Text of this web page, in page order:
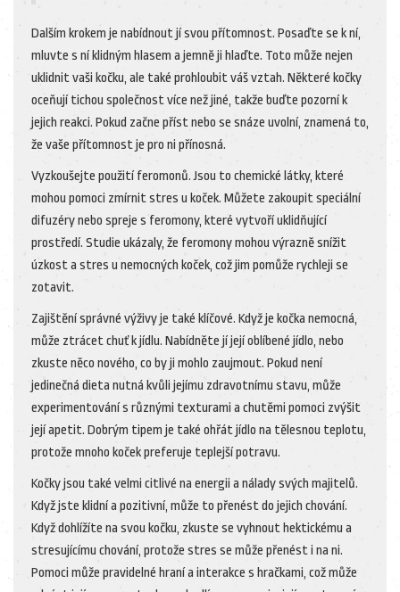
Dalším krokem je nabídnout jí svou přítomnost. Posaďte se k ní,
mluvte s ní klidným hlasem a jemně ji hlaďte. Toto může nejen
uklidnit vaši kočku, ale také prohloubit váš vztah. Některé kočky
oceňují tichou společnost více než jiné, takže buďte pozorní k
jejich reakci. Pokud začne příst nebo se snáze uvolní, znamená to,
že vaše přítomnost je pro ni přínosná.
Vyzkoušejte použití feromonů. Jsou to chemické látky, které
mohou pomoci zmírnit stres u koček. Můžete zakoupit speciální
difuzéry nebo spreje s feromony, které vytvoří uklidňující
prostředí. Studie ukázaly, že feromony mohou výrazně snížit
úzkost a stres u nemocných koček, což jim pomůže rychleji se
zotavit.
Zajištění správné výživy je také klíčové. Když je kočka nemocná,
může ztrácet chuť k jídlu. Nabídněte jí její oblíbené jídlo, nebo
zkuste něco nového, co by ji mohlo zaujmout. Pokud není
jedinečná dieta nutná kvůli jejímu zdravotnímu stavu, může
experimentování s různými texturami a chutěmi pomoci zvýšit
její apetit. Dobrým tipem je také ohřát jídlo na tělesnou teplotu,
protože mnoho koček preferuje teplejší potravu.
Kočky jsou také velmi citlivé na energii a nálady svých majitelů.
Když jste klidní a pozitivní, může to přenést do jejich chování.
Když dohlížíte na svou kočku, zkuste se vyhnout hektickému a
stresujícímu chování, protože stres se může přenést i na ni.
Pomoci může pravidelné hraní a interakce s hračkami, což může